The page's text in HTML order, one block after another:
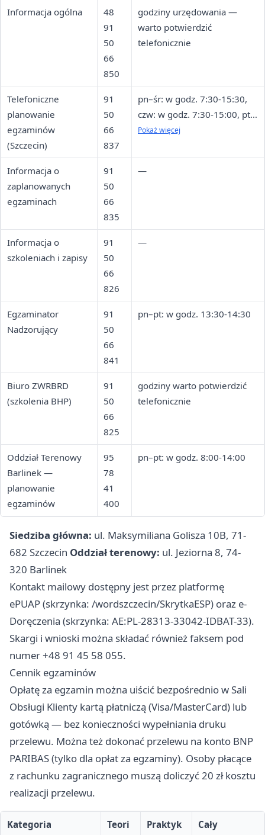
Informacja ogólna
48
91
50
66
850
godziny urzędowania —
warto potwierdzić
telefonicznie
Telefoniczne
planowanie
egzaminów
(Szczecin)
91
50
66
837
pn–śr: w godz. 7:30-15:30,
czw: w godz. 7:30-15:00, pt:
w godz. 7:30-14:00
Pokaż więcej
Informacja o
zaplanowanych
egzaminach
91
50
66
835
—
Informacja o
szkoleniach i zapisy
91
50
66
826
—
Egzaminator
Nadzorujący
91
50
66
841
pn–pt: w godz. 13:30-14:30
Biuro ZWRBRD
(szkolenia BHP)
91
50
66
825
godziny warto potwierdzić
telefonicznie
Oddział Terenowy
Barlinek —
planowanie
egzaminów
95
78
41
400
pn–pt: w godz. 8:00-14:00
Siedziba główna: ul. Maksymiliana Golisza 10B, 71-
682 Szczecin Oddział terenowy: ul. Jeziorna 8, 74-
320 Barlinek
Kontakt mailowy dostępny jest przez platformę
ePUAP (skrzynka: /wordszczecin/SkrytkaESP) oraz e-
Doręczenia (skrzynka: AE:PL-28313-33042-IDBAT-33).
Skargi i wnioski można składać również faksem pod
numer +48 91 45 58 055.
Cennik egzaminów
Opłatę za egzamin można uiścić bezpośrednio w Sali
Obsługi Klienty kartą płatniczą (Visa/MasterCard) lub
gotówką — bez konieczności wypełniania druku
przelewu. Można też dokonać przelewu na konto BNP
PARIBAS (tylko dla opłat za egzaminy). Osoby płacące
z rachunku zagranicznego muszą doliczyć 20 zł kosztu
realizacji przelewu.
Kategoria
Teori
Praktyk
Cały